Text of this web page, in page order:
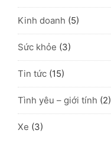
Kinh doanh (5)
Sức khỏe (3)
Tin tức (15)
Tình yêu – giới tính (2)
Xe (3)